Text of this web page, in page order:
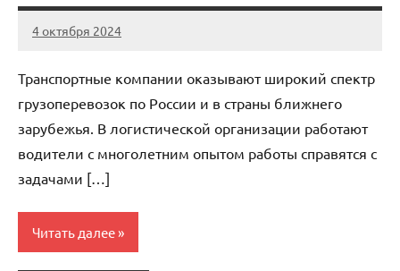
4 октября 2024
Avtor
Нет
Транспортные компании оказывают широкий спектр
грузоперевозок по России и в страны ближнего
зарубежья. В логистической организации работают
водители с многолетним опытом работы справятся с
задачами […]
Читать далее